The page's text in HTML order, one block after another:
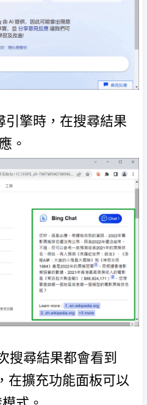
引擎時，在搜尋結果
。
搜尋結果都會看到
在擴充功能面板可以